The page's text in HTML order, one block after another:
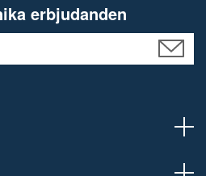
erbjudanden